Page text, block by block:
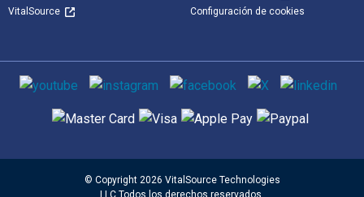
VitalSource
Configuración de cookies
Medios de comunicación social
Métodos de pago admitidos
© Copyright 2026 VitalSource Technologies
LLC Todos los derechos reservados.